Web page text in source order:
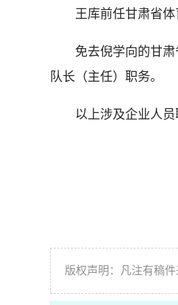
王库前任甘肃省体
免去倪学向的甘
队长（主任）职务。
以上涉及企业人
版权声明：凡注有稿